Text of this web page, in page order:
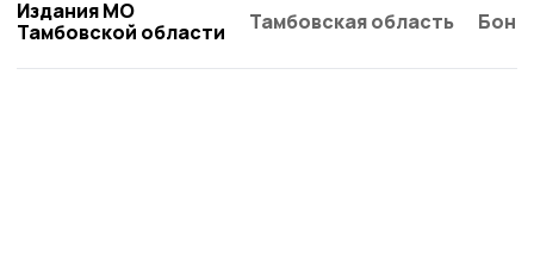
Издания МО
Тамбовской области
Тамбовская область